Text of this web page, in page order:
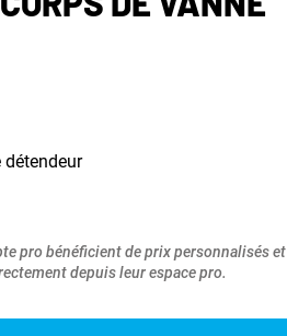
détendeur
pro bénéficient de prix personnalisés et
depuis leur espace pro.